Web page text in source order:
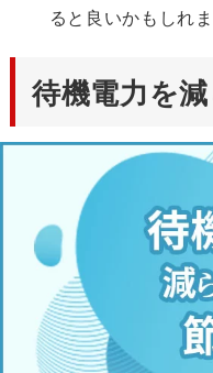
ると良いかもしれま
待機電力を